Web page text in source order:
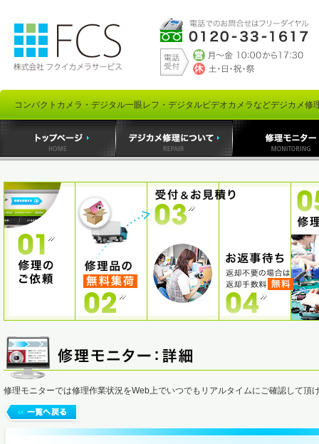
コンパクトカメラ・デジタル一眼レフ・デジタルビデオカメラなどデジカメ修
修理モニターでは修理作業状況をWeb上でいつでもリアルタイムにご確認して頂